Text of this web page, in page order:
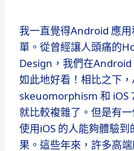
我一直覺得Android 應
單。從曾經讓人頭痛的
Design，我們在
如此地好看！相比之下
skeuomorphism 和 iOS
就比較複雜了。但是有
使用iOS 的人能夠體驗
果。這些年來，許多高